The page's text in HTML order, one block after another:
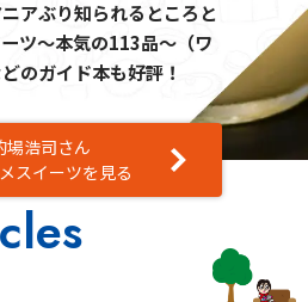
アぶり知られるところと
ツ～本気の113品～（ワ
のガイド本も好評！
場浩司さん
スイーツを見る